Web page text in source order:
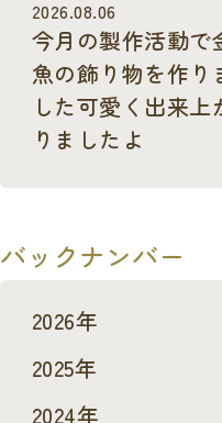
2026.08.06
今月の製作活動で
魚の飾り物を作り
した可愛く出来上
りましたよ
バックナンバー
2026年
2025年
2024年